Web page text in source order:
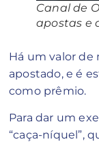
Canal de
apostas e
Há um valor de
apostado, e é
como prêmio.
Para dar um
“caça-níquel”,